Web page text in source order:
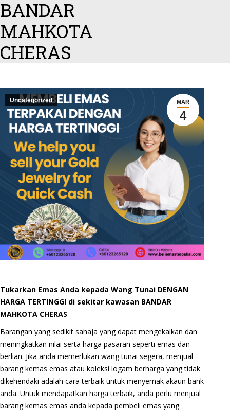
BANDAR
MAHKOTA
CHERAS
MAR
4
Uncategorized
Tukarkan Emas Anda kepada Wang Tunai DENGAN
HARGA TERTINGGI di sekitar kawasan BANDAR
MAHKOTA CHERAS
Barangan yang sedikit sahaja yang dapat mengekalkan dan
meningkatkan nilai serta harga pasaran seperti emas dan
berlian. Jika anda memerlukan wang tunai segera, menjual
barang kemas emas atau koleksi logam berharga yang tidak
dikehendaki adalah cara terbaik untuk menyemak akaun bank
anda. Untuk mendapatkan harga terbaik, anda perlu menjual
barang kemas emas anda kepada pembeli emas yang